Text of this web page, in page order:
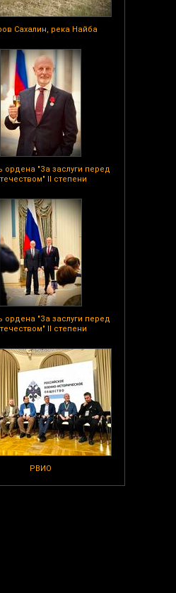
Сахалин, река Найба
ордена "За заслуги перед
II степени
ордена "За заслуги перед
II степени
РВИО